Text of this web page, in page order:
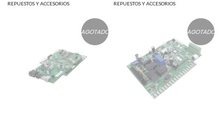
REPUESTOS Y ACCESORIOS REPUESTOS Y ACCESORIOS
AGOTADO AGOTADO